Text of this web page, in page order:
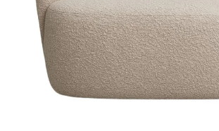
Comode dormitor
Covoare dormitor
Console dormitor
Fotolii dormitor
Noptiere